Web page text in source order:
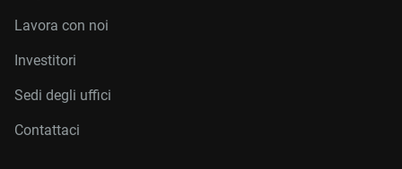
Lavora con noi
Investitori
Sedi degli uffici
Contattaci